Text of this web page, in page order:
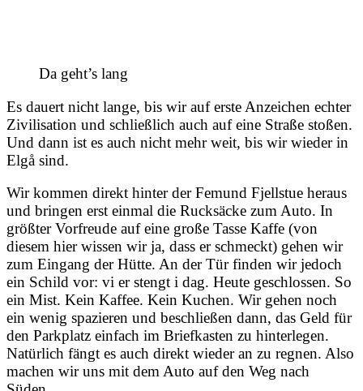
Da geht’s lang
Es dauert nicht lange, bis wir auf erste Anzeichen echter
Zivilisation und schließlich auch auf eine Straße stoßen.
Und dann ist es auch nicht mehr weit, bis wir wieder in
Elgå sind.
Wir kommen direkt hinter der Femund Fjellstue heraus
und bringen erst einmal die Rucksäcke zum Auto. In
größter Vorfreude auf eine große Tasse Kaffe (von
diesem hier wissen wir ja, dass er schmeckt) gehen wir
zum Eingang der Hütte. An der Tür finden wir jedoch
ein Schild vor: vi er stengt i dag. Heute geschlossen. So
ein Mist. Kein Kaffee. Kein Kuchen. Wir gehen noch
ein wenig spazieren und beschließen dann, das Geld für
den Parkplatz einfach im Briefkasten zu hinterlegen.
Natürlich fängt es auch direkt wieder an zu regnen. Also
machen wir uns mit dem Auto auf den Weg nach